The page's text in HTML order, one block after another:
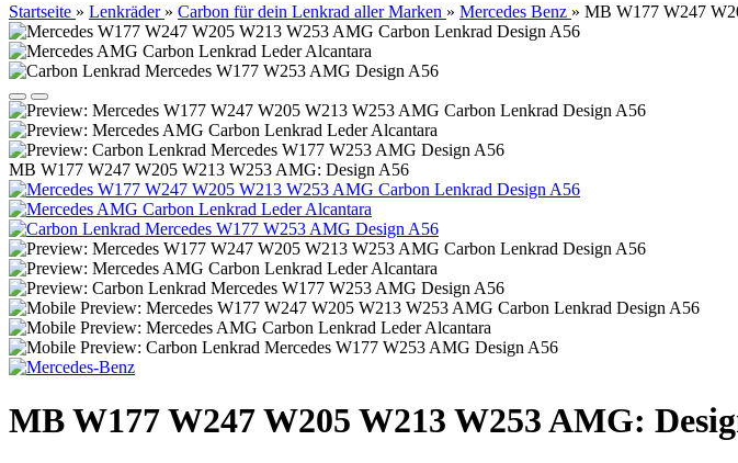
Startseite » Lenkräder » Carbon für dein Lenkrad aller Marken » Mercedes Benz » MB W177 W247
MB W177 W247 W205 W213 W253 AMG: Design A56
MB W177 W247 W205 W213 W253 AMG: